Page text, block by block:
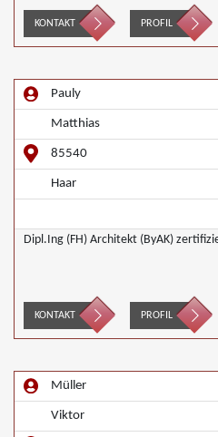
KONTAKT PROFIL
Pauly
Matthias
85540
Haar
Dipl.Ing (FH) Architekt (ByAK)
KONTAKT PROFIL
Müller
Viktor